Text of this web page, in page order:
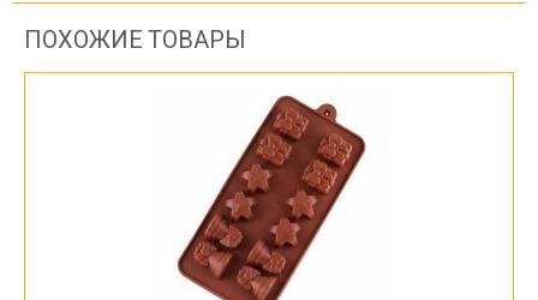
ПОХОЖИЕ ТОВАРЫ